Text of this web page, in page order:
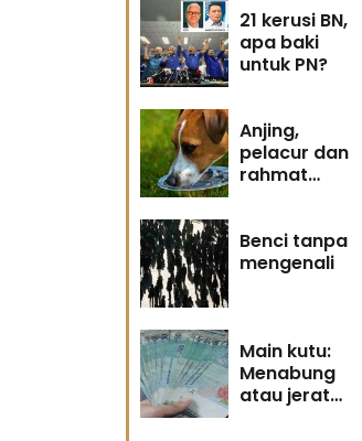
21 kerusi BN,
apa baki
untuk PN?
Anjing,
pelacur dan
rahmat
Benci tanpa
mengenali
Main kutu:
Menabung
atau jerat